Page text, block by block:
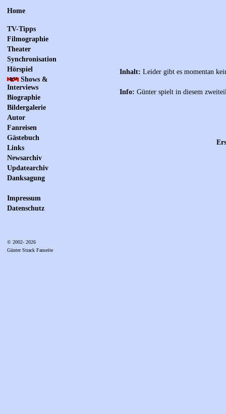
Home
TV-Tipps
Filmographie
Theater
Synchronisation
Hörspiel
Shows &
Interviews
Biographie
Bildergalerie
Autor
Fanreisen
Gästebuch
Links
Newsarchiv
Updatearchiv
Danksagung
Impressum
Datenschutz
© 2002- 2026
Günter Strack Fanseite
Inhalt: Leider gibt es momentan
Info: Günter spielt in diesem